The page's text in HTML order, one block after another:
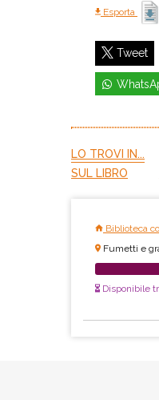
Esporta
Tweet
LO TROVI IN...
SUL LIBRO
Biblioteca
Fumetti e
Disponibile